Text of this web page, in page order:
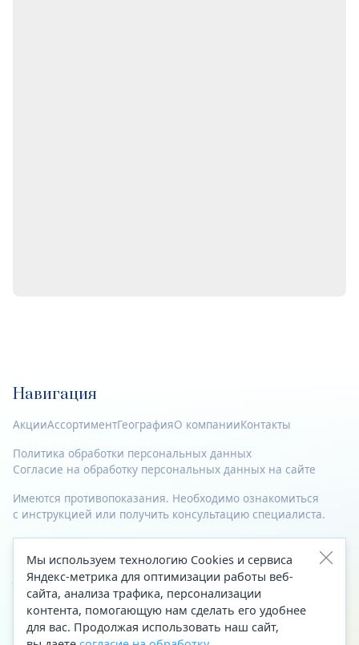
Навигация
АкцииАссортиментГеографияО компанииКонтакты
Политика обработки персональных данных
Согласие на обработку персональных данных на сайте
Имеются противопоказания. Необходимо ознакомиться
с инструкцией или получить консультацию специалиста.
© 2023—2026 Все права защищены.
Адрес
Архангельск, ул. Папанина, д. 19 (вход в здание со стороны
автоцентра «Тойота»)
Мы используем технологию Cookies и сервиса
Яндекс-метрика для оптимизации работы веб-
сайта, анализа трафика, персонализации
контента, помогающую нам сделать его удобнее
для вас. Продолжая использовать наш сайт,